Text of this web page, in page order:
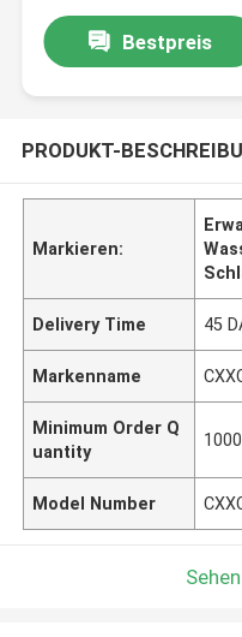
Bestpreis
PRODUKT-
Markieren:
Delivery Time 45
Markenname
Minimum Order Q
uantity
1000
Model Number